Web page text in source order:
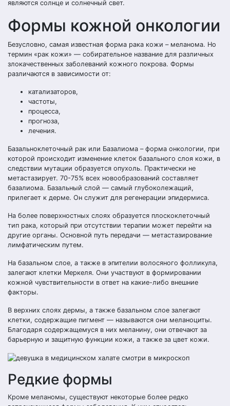
являются солнце и солнечный свет.
Формы кожной онкологии
Безусловно, самая известная форма рака кожи – меланома. Но
термин «рак кожи» — собирательное название для различных
злокачественных заболеваний кожного покрова. Формы
различаются в зависимости от:
катализаторов,
частоты,
процесса,
прогноза,
лечения.
Базальноклеточный рак или Базалиома – форма онкологии, при
которой происходит изменение клеток базального слоя кожи, в
следствии мутации образуется опухоль. Практически не
метастазирует. 70-75% всех новообразований составляет
базалиома. Базальный слой — самый глубоколежащий,
прилегает к дерме. Он служит для регенерации эпидермиса.
На более поверхностных слоях образуется плоскоклеточный
тип рака, который при отсутствии терапии может перейти на
другие органы. Основной путь передачи — метастазирование
лимфатическим путем.
На базальном слое, а также в эпителии волосяного фолликула,
залегают клетки Меркеля. Они участвуют в формировании
кожной чувствительности в ответ на какие-либо внешние
факторы.
В верхних слоях дермы, а также базальном слое залегают
клетки, содержащие пигмент — называются они меланоциты.
Благодаря содержащемуся в них меланину, они отвечают за
барьерную и защитную функции кожи, а также за цвет кожи.
Редкие формы
Кроме меланомы, существуют некоторые более редко